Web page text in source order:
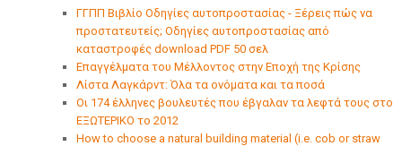
ΓΓΠΠ Βιβλίο Οδηγίες αυτοπροστασίας - Ξέρεις πώς να
προστατευτείς; Οδηγίες αυτοπροστασίας από
καταστροφές download PDF 50 σελ
Επαγγέλματα του Μέλλοντος στην Εποχή της Κρίσης
Λίστα Λαγκάρντ: Όλα τα ονόματα και τα ποσά
Οι 174 έλληνες βουλευτές που έβγαλαν τα λεφτά τους στο
ΕΞΩΤΕΡΙΚΟ το 2012
How to choose a natural building material (i.e. cob or straw